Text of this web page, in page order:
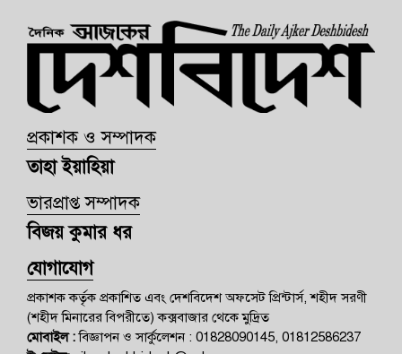
প্রকাশক ও সম্পাদক
তাহা ইয়াহিয়া
ভারপ্রাপ্ত সম্পাদক
বিজয় কুমার ধর
যোগাযোগ
প্রকাশক কর্তৃক প্রকাশিত এবং দেশবিদেশ অফসেট প্রিন্টার্স, শহীদ সরণী
(শহীদ মিনারের বিপরীতে) কক্সবাজার থেকে মুদ্রিত
মোবাইল :বিজ্ঞাপন ও সার্কুলেশন : 01828090145, 01812586237